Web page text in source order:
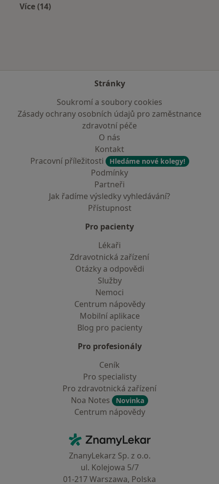
Více (14)
Stránky
Soukromí a soubory cookies
Zásady ochrany osobních údajů pro zaměstnance
zdravotní péče
O nás
Kontakt
Pracovní příležitosti
Hledáme nové kolegy!
Podmínky
Partneři
Jak řadíme výsledky vyhledávání?
Přístupnost
Pro pacienty
Lékaři
Zdravotnická zařízení
Otázky a odpovědi
Služby
Nemoci
Centrum nápovědy
Mobilní aplikace
Blog pro pacienty
Pro profesionály
Ceník
Pro specialisty
Pro zdravotnická zařízení
Noa Notes
Novinka
Centrum nápovědy
ZnamyLekar - Hlavní stránka
ZnanyLekarz Sp. z o.o.
ul. Kolejowa 5/7
01-217 Warszawa, Polska